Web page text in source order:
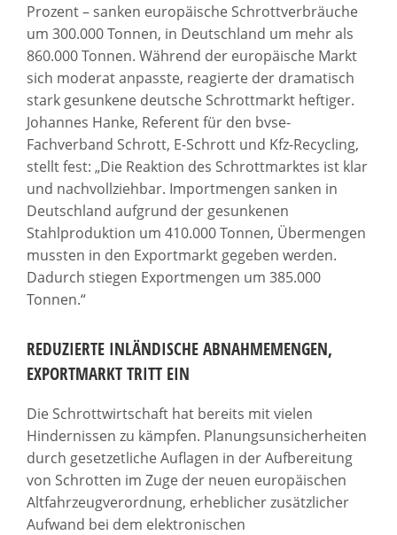
Prozent – sanken europäische Schrottverbräuche
um 300.000 Tonnen, in Deutschland um mehr als
860.000 Tonnen. Während der europäische Markt
sich moderat anpasste, reagierte der dramatisch
stark gesunkene deutsche Schrottmarkt heftiger.
Johannes Hanke, Referent für den bvse-
Fachverband Schrott, E-Schrott und Kfz-Recycling,
stellt fest: „Die Reaktion des Schrottmarktes ist klar
und nachvollziehbar. Importmengen sanken in
Deutschland aufgrund der gesunkenen
Stahlproduktion um 410.000 Tonnen, Übermengen
mussten in den Exportmarkt gegeben werden.
Dadurch stiegen Exportmengen um 385.000
Tonnen.“
REDUZIERTE INLÄNDISCHE ABNAHMEMENGEN,
EXPORTMARKT TRITT EIN
Die Schrottwirtschaft hat bereits mit vielen
Hindernissen zu kämpfen. Planungsunsicherheiten
durch gesetzetliche Auflagen in der Aufbereitung
von Schrotten im Zuge der neuen europäischen
Altfahrzeugverordnung, erheblicher zusätzlicher
Aufwand bei dem elektronischen